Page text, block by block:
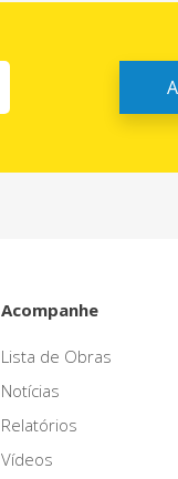
Acompanhe
Lista de Obras
Notícias
Relatórios
Vídeos